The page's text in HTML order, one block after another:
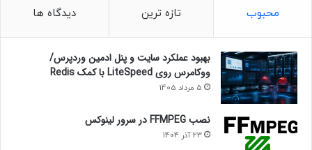
محبوب تازه ترین دیدگاه ها
بهبود عملکرد سایت و پنل ادمین وردپرس/
ووکامرس روی LiteSpeed با کمک Redis
5 مرداد 1405
نصب FFMPEG در سرور لینوکس
23 آذر 1404